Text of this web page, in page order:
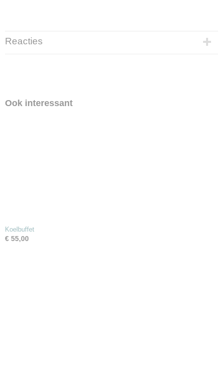
Reacties
Ook interessant
Koelbuffet
€ 55,00